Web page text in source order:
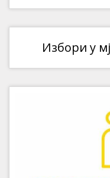
Избори у